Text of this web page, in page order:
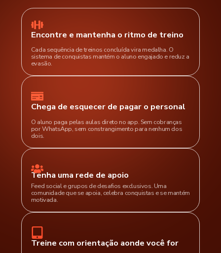
Encontre e mantenha o ritmo de treino
Cada sequência de treinos concluída vira medalha. O
sistema de conquistas mantém o aluno engajado e reduz a
evasão.
Chega de esquecer de pagar o personal
O aluno paga pelas aulas direto no app. Sem cobranças
por WhatsApp, sem constrangimento para nenhum dos
dois.
Tenha uma rede de apoio
Feed social e grupos de desafios exclusivos. Uma
comunidade que se apoia, celebra conquistas e se mantém
motivada.
Treine com orientação aonde você for